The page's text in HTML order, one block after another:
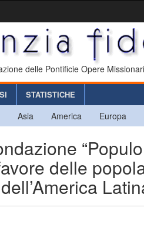
delle Pontificie Opere
STATISTICHE
Asia America Europa
delle